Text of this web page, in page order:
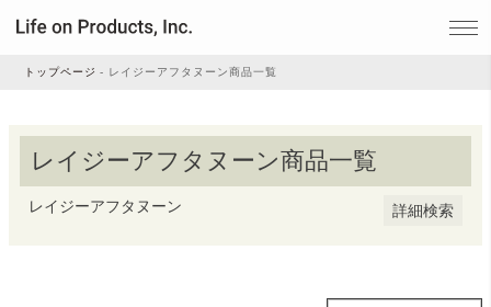
家電
家事・生活雑貨
トップページ レイジーアフタヌーン商品一覧
レイジーアフタヌーン商品一覧
レイジーアフタヌーン 詳細検索
価格が安い順
優先度順
検索